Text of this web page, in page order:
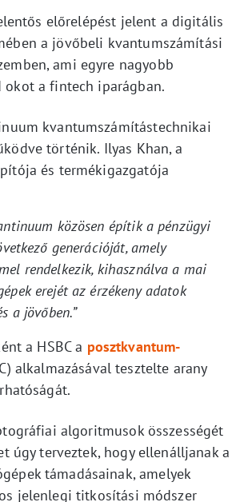
előrelépést jelent a digitális
a jövőbeli kvantumszámítási
ami egyre nagyobb
okot a fintech iparágban.
kvantumszámítástechnikai
történik. Ilyas Khan, a
és termékigazgatója
közösen építik a pénzügyi
generációját, amely
rendelkezik, kihasználva a mai
erejét az érzékeny adatok
a jövőben.”
a HSBC a posztkvantum-
alkalmazásával tesztelte arany
algoritmusok összességét
úgy terveztek, hogy ellenálljanak a
támadásainak, amelyek
jelenlegi titkosítási módszer